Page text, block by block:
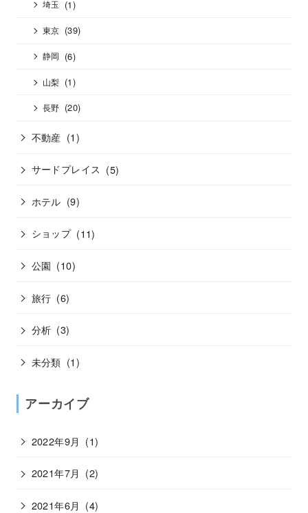
埼玉 (1)
東京 (39)
静岡 (6)
山梨 (1)
長野 (20)
不動産 (1)
サードプレイス (5)
ホテル (9)
ショップ (11)
公園 (10)
旅行 (6)
分析 (3)
未分類 (1)
アーカイブ
2022年9月 (1)
2021年7月 (2)
2021年6月 (4)